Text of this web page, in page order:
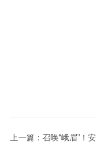
上一篇： 召唤“峨眉”！